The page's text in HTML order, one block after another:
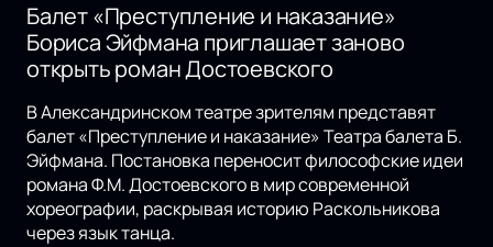
Балет «Преступление и наказание»
Бориса Эйфмана приглашает заново
открыть роман Достоевского
В Александринском театре зрителям представят
балет «Преступление и наказание» Театра балета Б.
Эйфмана. Постановка переносит философские идеи
романа Ф.М. Достоевского в мир современной
хореографии, раскрывая историю Раскольникова
через язык танца.